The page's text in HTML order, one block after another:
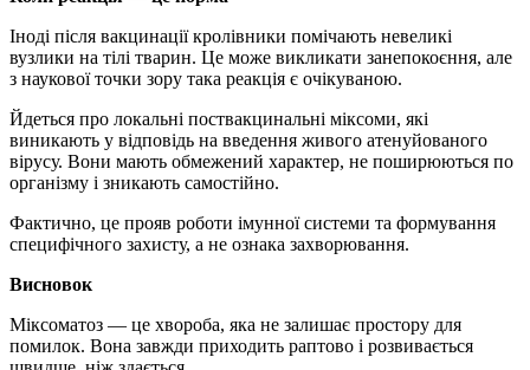
Іноді після вакцинації кролівники помічають невеликі
вузлики на тілі тварин. Це може викликати занепокоєння, але
з наукової точки зору така реакція є очікуваною.
Йдеться про локальні поствакцинальні міксоми, які
виникають у відповідь на введення живого атенуйованого
вірусу. Вони мають обмежений характер, не поширюються по
організму і зникають самостійно.
Фактично, це прояв роботи імунної системи та формування
специфічного захисту, а не ознака захворювання.
Висновок
Міксоматоз — це хвороба, яка не залишає простору для
помилок. Вона завжди приходить раптово і розвивається